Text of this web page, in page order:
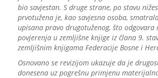
bio savjestan. S druge strane, po stavu
prvotužena je, kao savjesna osoba,
upisana pravo drugotuženog, što odgovara
povjerenja u zemljišne knjige iz člana 9.
zemljišnim knjigama Federacije Bosne i
Osnovano se revizijom ukazuje da je
donesena uz pogrešnu primjenu